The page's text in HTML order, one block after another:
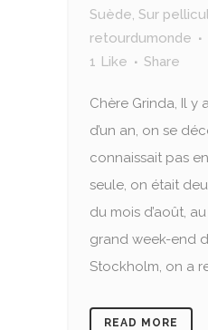
Suède, Sur
retourdumonde
1 Like Share
Chère Grinda, Il y
d’un an, on se
connaissait pas
seule, on était
du mois d’août,
grand week-end
Stockholm, on a
READ MORE